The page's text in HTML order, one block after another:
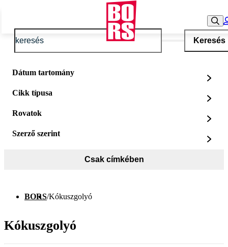
Keresés
Dátum tartomány
Cikk típusa
Rovatok
Szerző szerint
Csak címkében
BORS/Kókuszgolyó
Kókuszgolyó